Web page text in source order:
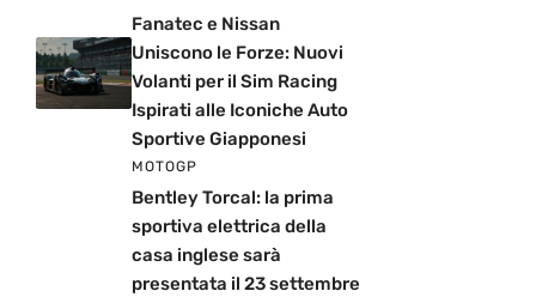
Fanatec e Nissan
Uniscono le Forze: Nuovi
Volanti per il Sim Racing
Ispirati alle Iconiche Auto
Sportive Giapponesi
MOTOGP
Bentley Torcal: la prima
sportiva elettrica della
casa inglese sarà
presentata il 23 settembre